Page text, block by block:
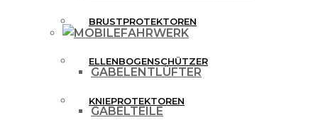
FAHRWERK
GABELENTLÜFTER
GABELTEILE
BRUSTPROTEKTOREN
ELLENBOGENSCHÜTZER
KNIEPROTEKTOREN